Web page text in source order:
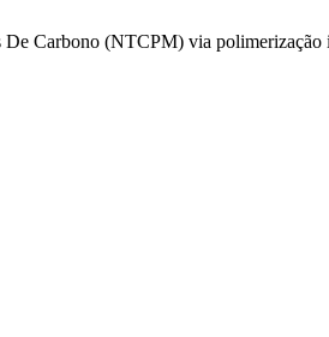
Carbono (NTCPM) via polimerização